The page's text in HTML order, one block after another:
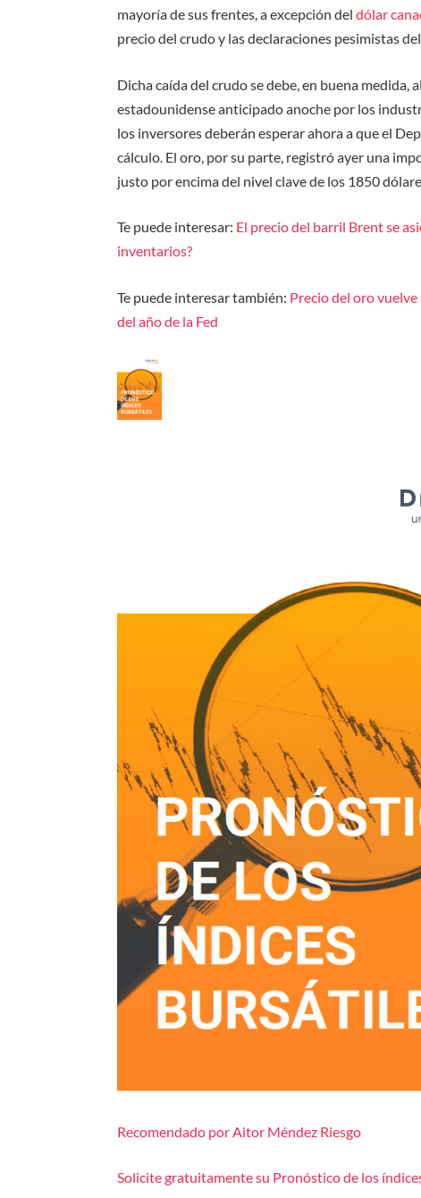
mayoría de sus frentes, a excepción deldólar
precio del crudo y las declaraciones pesimistas
Dicha caída del crudo se debe, en buena medida,
estadounidense anticipado anoche por los
los inversores deberán esperar ahora a que el
cálculo. El oro, por su parte, registró ayer una
justo por encima del nivel clave de los 1850
Te puede interesar: El precio del barril Brent se
inventarios?
Te puede interesar también: Precio del oro
del año de la Fed
Recomendado por Aitor Méndez Riesgo
Solicite gratuitamente su Pronóstico de los